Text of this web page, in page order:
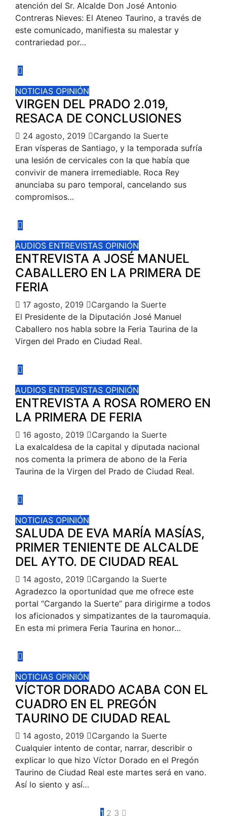
atención del Sr. Alcalde Don José Antonio
Contreras Nieves: El Ateneo Taurino, a través de
este comunicado, manifiesta su malestar y
contrariedad por…
NOTICIAS OPINIÓN
VIRGEN DEL PRADO 2.019,
RESACA DE CONCLUSIONES
24 agosto, 2019
Cargando la Suerte
Eran vísperas de Santiago, y la temporada sufría
una lesión de cervicales con la que había que
convivir de manera irremediable. Roca Rey
anunciaba su paro temporal, cancelando sus
compromisos…
AUDIOS ENTREVISTAS OPINIÓN
ENTREVISTA A JOSÉ MANUEL
CABALLERO EN LA PRIMERA DE
FERIA
17 agosto, 2019
Cargando la Suerte
El Presidente de la Diputación José Manuel
Caballero nos habla sobre la Feria Taurina de la
Virgen del Prado en Ciudad Real.
AUDIOS ENTREVISTAS OPINIÓN
ENTREVISTA A ROSA ROMERO EN
LA PRIMERA DE FERIA
16 agosto, 2019
Cargando la Suerte
La exalcaldesa de la capital y diputada nacional
nos comenta la primera de abono de la Feria
Taurina de la Virgen del Prado de Ciudad Real.
NOTICIAS OPINIÓN
SALUDA DE EVA MARÍA MASÍAS,
PRIMER TENIENTE DE ALCALDE
DEL AYTO. DE CIUDAD REAL
14 agosto, 2019
Cargando la Suerte
Agradezco la oportunidad que me ofrece este
portal “Cargando la Suerte” para dirigirme a todos
los aficionados y simpatizantes de la tauromaquia.
En esta mi primera Feria Taurina en honor…
NOTICIAS OPINIÓN
VÍCTOR DORADO ACABA CON EL
CUADRO EN EL PREGÓN
TAURINO DE CIUDAD REAL
14 agosto, 2019
Cargando la Suerte
Cualquier intento de contar, narrar, describir o
explicar lo que hizo Víctor Dorado en el Pregón
Taurino de Ciudad Real este martes será en vano.
Así lo siento y así…
1 2 3